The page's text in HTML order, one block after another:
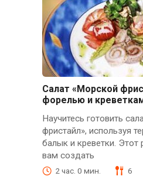
Салат «Морской
форелью и
Научитесь готовить
фристайл», используя
балык и креветки. Этот
вам создать
2 час. 0 мин. 6